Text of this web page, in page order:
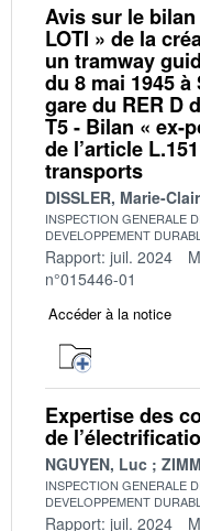
Avis sur le
LOTI » de la
un tramway
du 8 mai 1945
gare du RER D
T5 - Bilan « ex-
de l’article
transports
DISSLER, Marie-
INSPECTION GENERALE
DEVELOPPEMENT
Rapport: juil. 2024
n°015446-01
Accéder à la notice
Expertise des
de
NGUYEN, Luc
INSPECTION GENERALE
DEVELOPPEMENT
Rapport: juil. 2024